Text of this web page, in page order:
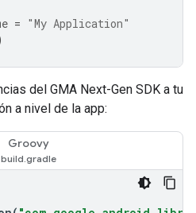
= "My Application"
del GMA Next-Gen SDK a tu
a nivel de la app:
Groovy